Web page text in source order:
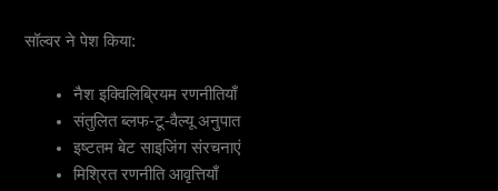
सॉल्वर ने पेश किया:
नैश इक्विलिब्रियम रणनीतियाँ
संतुलित ब्लफ-टू-वैल्यू अनुपात
इष्टतम बेट साइजिंग संरचनाएं
मिश्रित रणनीति आवृत्तियाँ